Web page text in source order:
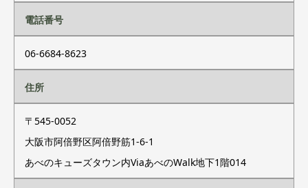
電話番号
06-6684-8623
住所
〒545-0052
大阪市阿倍野区阿倍野筋1-6-1
あべのキューズタウン内ViaあべのWalk地下1階014